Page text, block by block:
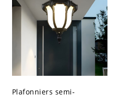
Plafonniers semi-